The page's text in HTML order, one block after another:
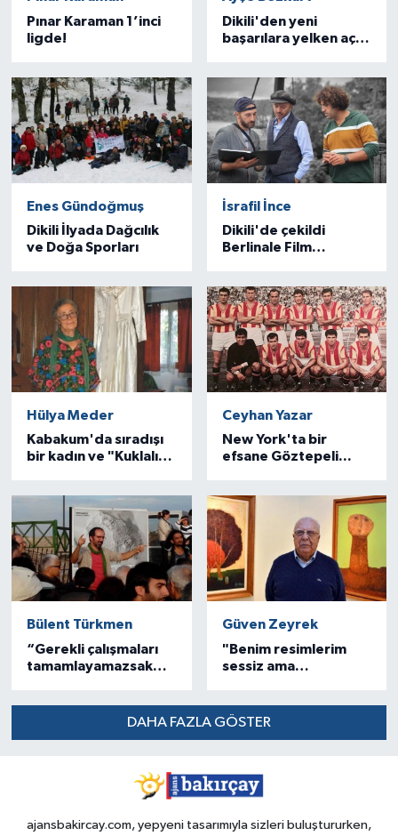
Pınar Karaman 1’inci
ligde!
Dikili'den yeni
başarılara yelken açan
Enes Gündoğmuş
Dikili İlyada Dağcılık
ve Doğa Sporları
İsrafil İnce
Dikili'de çekildi
Berlinale Film
Hülya Meder
Kabakum'da sıradışı
bir kadın ve "Kuklalı
Ceyhan Yazar
New York'ta bir
efsane Göztepeli...
Bülent Türkmen
“Gerekli çalışmaları
tamamlayamazsak
Güven Zeyrek
"Benim resimlerim
sessiz ama
DAHA FAZLA GÖSTER
ajansbakircay.com, yepyeni tasarımıyla sizleri buluştururken,